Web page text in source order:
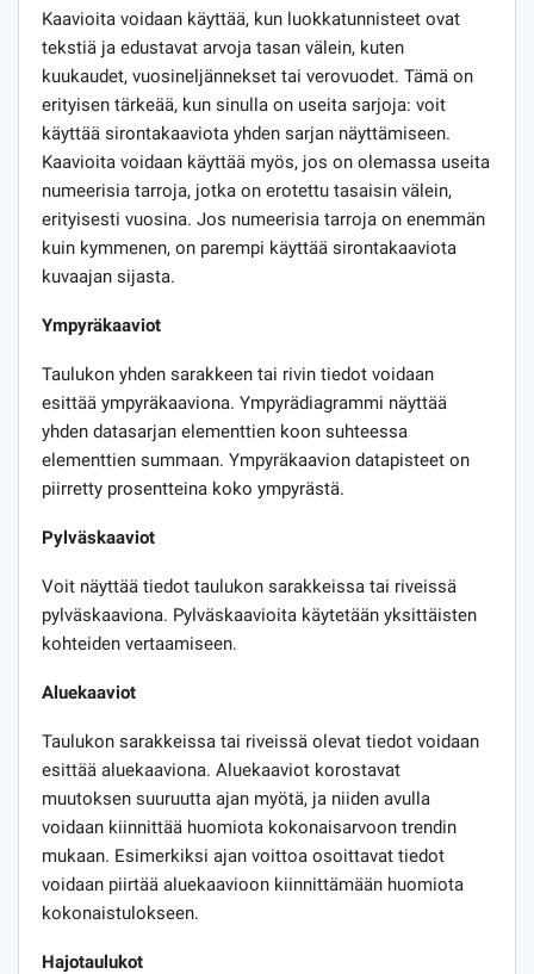
Kaavioita voidaan käyttää, kun luokkatunnisteet ovat
tekstiä ja edustavat arvoja tasan välein, kuten
kuukaudet, vuosineljännekset tai verovuodet. Tämä on
erityisen tärkeää, kun sinulla on useita sarjoja: voit
käyttää sirontakaaviota yhden sarjan näyttämiseen.
Kaavioita voidaan käyttää myös, jos on olemassa useita
numeerisia tarroja, jotka on erotettu tasaisin välein,
erityisesti vuosina. Jos numeerisia tarroja on enemmän
kuin kymmenen, on parempi käyttää sirontakaaviota
kuvaajan sijasta.
Ympyräkaaviot
Taulukon yhden sarakkeen tai rivin tiedot voidaan
esittää ympyräkaaviona. Ympyrädiagrammi näyttää
yhden datasarjan elementtien koon suhteessa
elementtien summaan. Ympyräkaavion datapisteet on
piirretty prosentteina koko ympyrästä.
Pylväskaaviot
Voit näyttää tiedot taulukon sarakkeissa tai riveissä
pylväskaaviona. Pylväskaavioita käytetään yksittäisten
kohteiden vertaamiseen.
Aluekaaviot
Taulukon sarakkeissa tai riveissä olevat tiedot voidaan
esittää aluekaaviona. Aluekaaviot korostavat
muutoksen suuruutta ajan myötä, ja niiden avulla
voidaan kiinnittää huomiota kokonaisarvoon trendin
mukaan. Esimerkiksi ajan voittoa osoittavat tiedot
voidaan piirtää aluekaavioon kiinnittämään huomiota
kokonaistulokseen.
Hajotaulukot